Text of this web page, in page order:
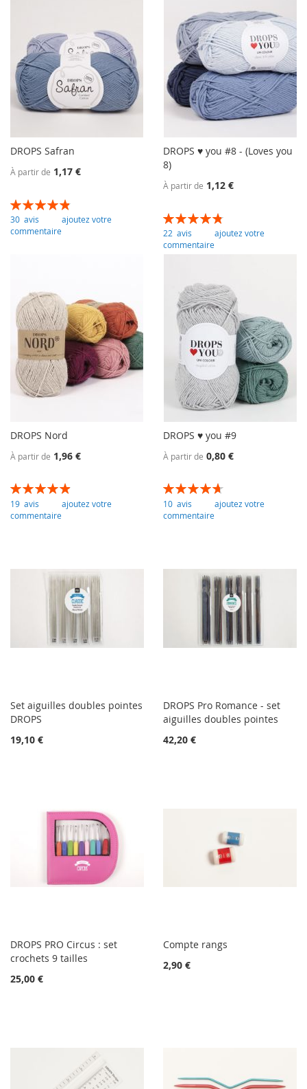
DROPS Safran
À partir de 1,17 €
Évaluation:
98
% of100
30 avis
ajoutez votre
commentaire
DROPS ♥ you #8 - (Loves you
8)
À partir de 1,12 €
Évaluation:
96
% of100
22 avis
ajoutez votre
commentaire
DROPS Nord
À partir de 1,96 €
Évaluation:
99
% of100
19 avis
ajoutez votre
commentaire
DROPS ♥ you #9
À partir de 0,80 €
Évaluation:
94
% of100
10 avis
ajoutez votre
commentaire
Set aiguilles doubles pointes
DROPS
19,10 €
DROPS Pro Romance - set
aiguilles doubles pointes
42,20 €
DROPS PRO Circus : set
crochets 9 tailles
25,00 €
Compte rangs
2,90 €